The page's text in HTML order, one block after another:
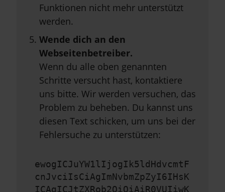
Funktionen nicht mehr unterstützt
werden.
Wende dich an den
Webseitenbetreiber.
Wenn du alle oben genannten
Schritte versucht hast, kontaktiere
uns bitte. Wir werden versuchen, das
Problem zu beheben. Du kannst uns
diesen Text schicken, um uns bei der
Fehlersuche zu unterstützen:
ewogICJuYW1lIjogIk5ldHdvcmtF
cnJvciIsCiAgImNvbmZpZyI6IHsK
ICAgICJtZXRob2QiOiAiR0VUIiwK